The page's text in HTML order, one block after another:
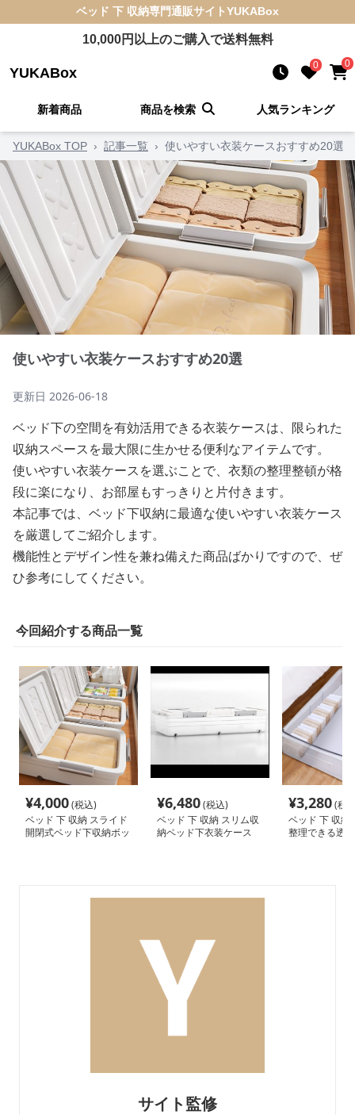
ベッド 下 収納専門通販サイトYUKABox
10,000円以上のご購入で送料無料
YUKABox 0 0
新着商品 商品を検索 人気ランキング
YUKABox TOP › 記事一覧 › 使いやすい衣装ケースおすすめ20選
使いやすい衣装ケースおすすめ20選
更新日 2026-06-18
ベッド下の空間を有効活用できる衣装ケースは、限られた
収納スペースを最大限に生かせる便利なアイテムです。
使いやすい衣装ケースを選ぶことで、衣類の整理整頓が格
段に楽になり、お部屋もすっきりと片付きます。
本記事では、ベッド下収納に最適な使いやすい衣装ケース
を厳選してご紹介します。
機能性とデザイン性を兼ね備えた商品ばかりですので、ぜ
ひ参考にしてください。
今回紹介する商品一覧
¥4,000(税込)
ベッド 下 収納 スライド
開閉式ベッド下収納ボッ
¥6,480(税込)
ベッド 下 収納 スリム収
納ベッド下衣装ケース
¥3,280(税
ベッド 下 収納
整理できる透
サイト監修